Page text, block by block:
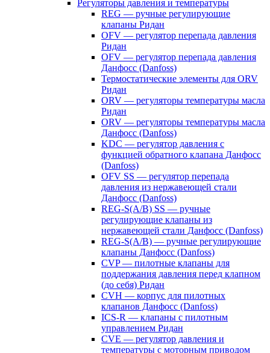
Регуляторы давления и температуры
REG — ручные регулирующие
клапаны Ридан
OFV — регулятор перепада давления
Ридан
OFV — регулятор перепада давления
Данфосс (Danfoss)
Термостатические элементы для ORV
Ридан
ORV — регуляторы температуры масла
Ридан
ORV — регуляторы температуры масла
Данфосс (Danfoss)
KDC — регулятор давления с
функцией обратного клапана Данфосс
(Danfoss)
OFV SS — регулятор перепада
давления из нержавеющей стали
Данфосс (Danfoss)
REG-S(A/B) SS — ручные
регулирующие клапаны из
нержавеющей стали Данфосс (Danfoss)
REG-S(A/B) — ручные регулирующие
клапаны Данфосс (Danfoss)
CVP — пилотные клапаны для
поддержания давления перед клапном
(до себя) Ридан
CVH — корпус для пилотных
клапанов Данфосс (Danfoss)
ICS-R — клапаны с пилотным
управлением Ридан
CVE — регулятор давления и
температуры с моторным приводом